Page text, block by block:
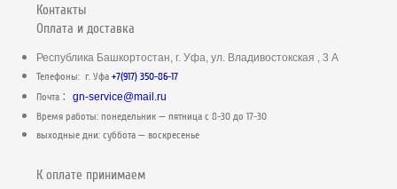
Контакты
Оплата и доставка
Республика Башкортостан, г. Уфа, ул. Владивостокская , 3 А
Телефоны: г. Уфа+7(917) 350-86-17
Почта :gn-service@mail.ru
Время работы: понедельник — пятница c 8-30 до 17-30
выходные дни: суббота — воскресенье
К оплате принимаем